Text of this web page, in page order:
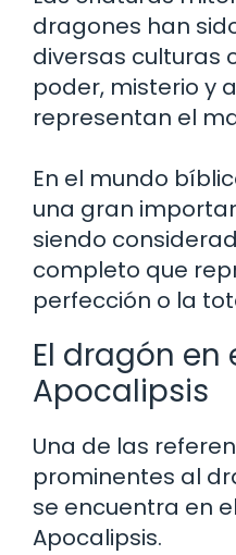
dragones han
diversas culturas
poder, misterio y
representan el
En el mundo
una gran
siendo
completo que
perfección o la
El dragón en
Apocalipsis
Una de las
prominentes al
se encuentra en
Apocalipsis.